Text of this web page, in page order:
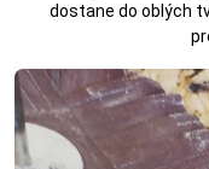
dostane do oblých